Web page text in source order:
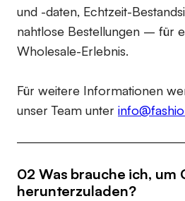
und -daten, Echtzeit-
nahtlose Bestellungen – für
Wholesale-Erlebnis.
Für weitere Informationen
unser Team unter
02 Was brauche ich, um
herunterzuladen?